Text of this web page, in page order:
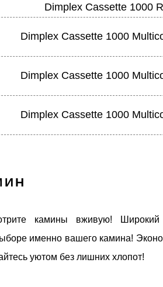
Dimplex Cassette 1000
Dimplex Cassette 1000
Dimplex Cassette 1000
Dimplex Cassette 1000
камины вживую!
именно вашего камина!
уютом без лишних хлопот!